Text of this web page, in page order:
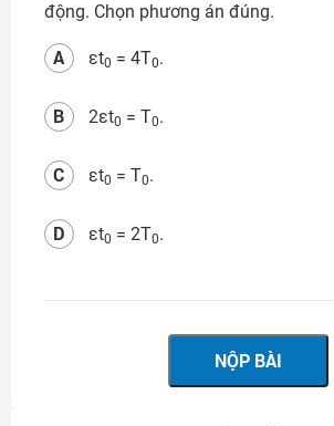
động. Chọn phương án đúng.
εt0 = 4T0.
A
2εt0 = T0.
B
εt0 = T0.
C
εt0 = 2T0.
D